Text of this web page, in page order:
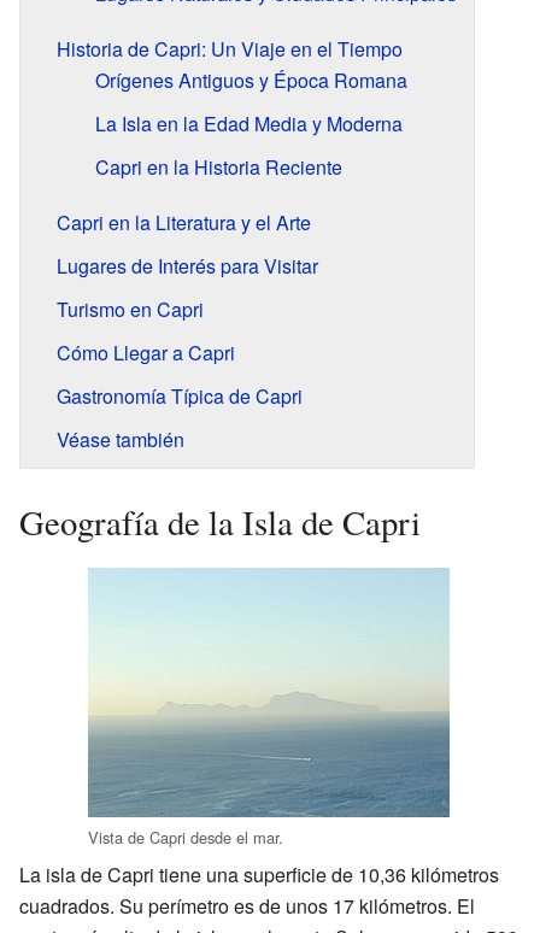
Historia de Capri: Un Viaje en el Tiempo
Orígenes Antiguos y Época Romana
La Isla en la Edad Media y Moderna
Capri en la Historia Reciente
Capri en la Literatura y el Arte
Lugares de Interés para Visitar
Turismo en Capri
Cómo Llegar a Capri
Gastronomía Típica de Capri
Véase también
Geografía de la Isla de Capri
Vista de Capri desde el mar.
La isla de Capri tiene una superficie de 10,36 kilómetros
cuadrados. Su perímetro es de unos 17 kilómetros. El